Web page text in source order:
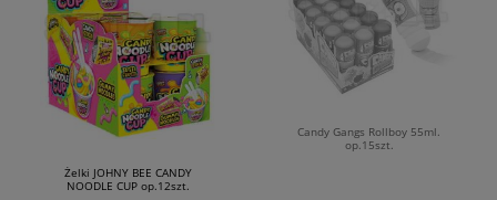
Żelki JOHNY BEE CANDY
NOODLE CUP op.12szt.
Candy Gangs Rollboy 55ml.
op.15szt.